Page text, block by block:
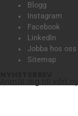
Blogg
Instagram
Facebook
LinkedIn
Jobba hos oss
Sitemap